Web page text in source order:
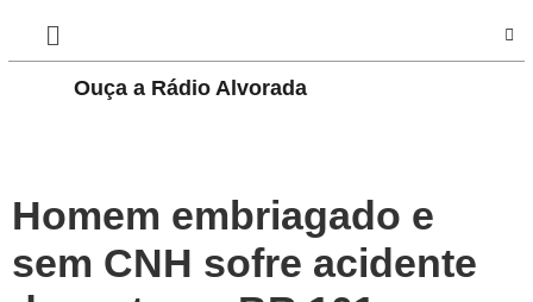
Ouça a Rádio Alvorada
Homem embriagado e
sem CNH sofre acidente